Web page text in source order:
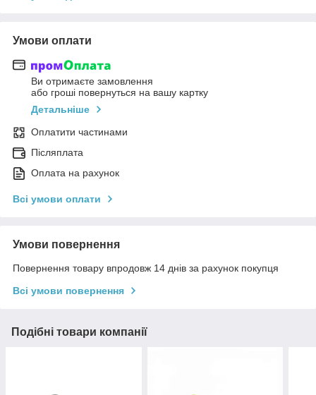
Умови оплати
Ви отримаєте замовлення
або гроші повернуться на вашу картку
Детальніше
Оплатити частинами
Післяплата
Оплата на рахунок
Всі умови оплати
Умови повернення
Повернення товару впродовж 14 днів за рахунок покупця
Всі умови повернення
Подібні товари компанії